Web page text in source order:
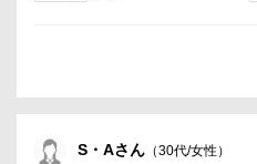
S・Aさん （30代/女性）